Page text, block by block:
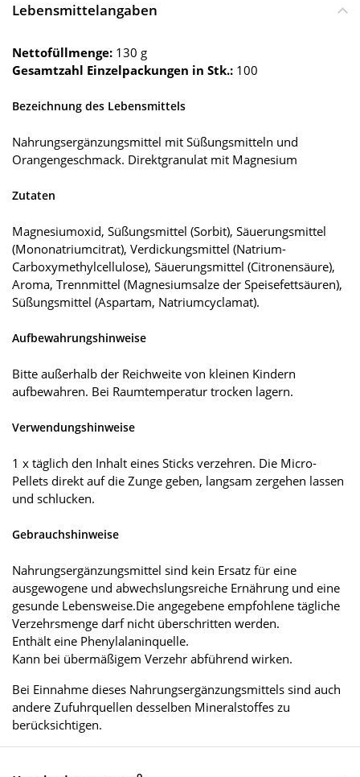
Lebensmittelangaben
Nettofüllmenge: 130 g
Gesamtzahl Einzelpackungen in Stk.: 100
Bezeichnung des Lebensmittels
Nahrungsergänzungsmittel mit Süßungsmitteln und
Orangengeschmack. Direktgranulat mit Magnesium
Zutaten
Magnesiumoxid, Süßungsmittel (Sorbit), Säuerungsmittel
(Mononatriumcitrat), Verdickungsmittel (Natrium-
Carboxymethylcellulose), Säuerungsmittel (Citronensäure),
Aroma, Trennmittel (Magnesiumsalze der Speisefettsäuren),
Süßungsmittel (Aspartam, Natriumcyclamat).
Aufbewahrungshinweise
Bitte außerhalb der Reichweite von kleinen Kindern
aufbewahren. Bei Raumtemperatur trocken lagern.
Verwendungshinweise
1 x täglich den Inhalt eines Sticks verzehren. Die Micro-
Pellets direkt auf die Zunge geben, langsam zergehen lassen
und schlucken.
Gebrauchshinweise
Nahrungsergänzungsmittel sind kein Ersatz für eine
ausgewogene und abwechslungsreiche Ernährung und eine
gesunde Lebensweise.Die angegebene empfohlene tägliche
Verzehrsmenge darf nicht überschritten werden.
Enthält eine Phenylalaninquelle.
Kann bei übermäßigem Verzehr abführend wirken.
Bei Einnahme dieses Nahrungsergänzungsmittels sind auch
andere Zufuhrquellen desselben Mineralstoffes zu
berücksichtigen.